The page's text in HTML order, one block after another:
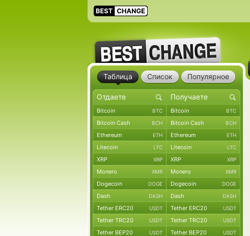
Таблица Список Популярное
Bitcoin BTC Bitcoin BTC
Bitcoin Cash BCH Bitcoin Cash BCH
Ethereum ETH Ethereum ETH
Litecoin LTC Litecoin LTC
XRP XRP XRP XRP
Monero XMR Monero XMR
Dogecoin DOGE Dogecoin DOGE
Dash DASH Dash DASH
Tether ERC20 USDT Tether ERC20 USDT
Tether TRC20 USDT Tether TRC20 USDT
Tether BEP20 USDT Tether BEP20 USDT